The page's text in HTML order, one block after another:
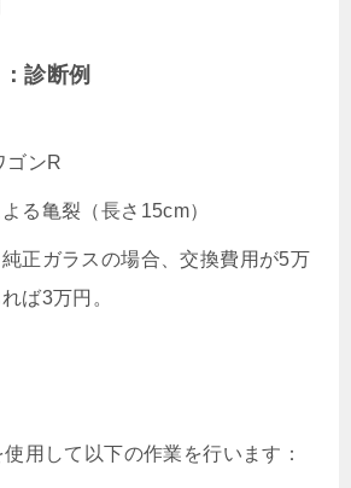
診断例
ゴンR
る亀裂（長さ15cm）
純正ガラスの場合、交換費用が5万
ば3万円。
用して以下の作業を行います：